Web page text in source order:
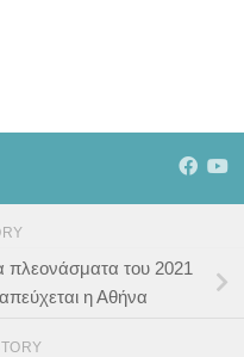
πλεονάσματα του 2021
η Αθήνα